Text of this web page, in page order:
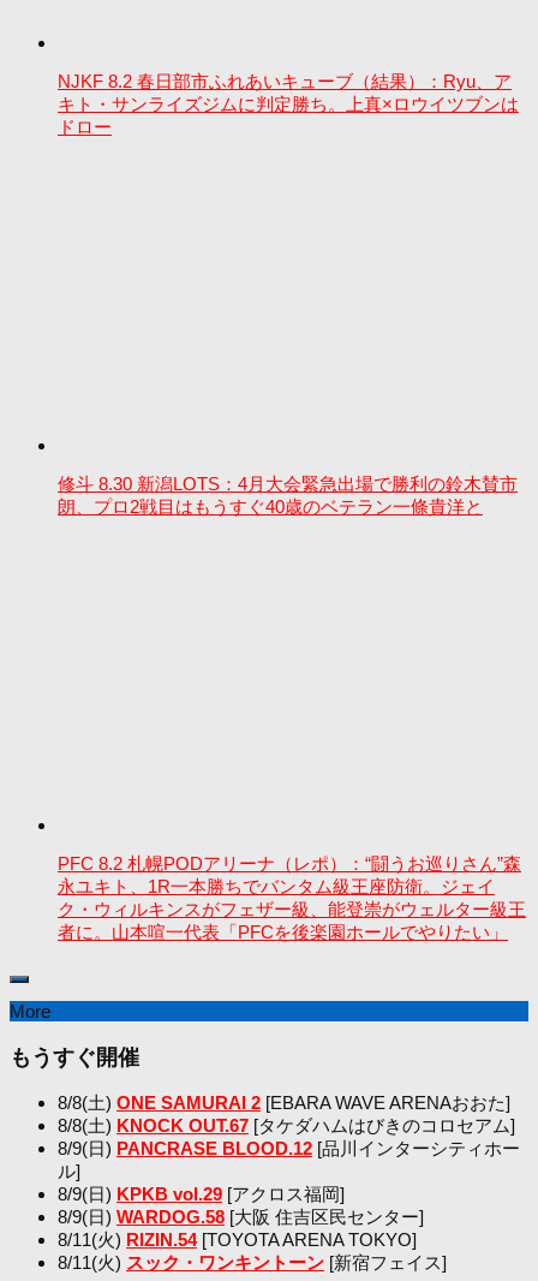
NJKF 8.2 春日部市ふれあいキューブ（結果）：Ryu、ア
キト・サンライズジムに判定勝ち。上真×ロウイツブンは
ドロー
修斗 8.30 新潟LOTS：4月大会緊急出場で勝利の鈴木賛市
朗、プロ2戦目はもうすぐ40歳のベテラン一條貴洋と
PFC 8.2 札幌PODアリーナ（レポ）：“闘うお巡りさん”森
永ユキト、1R一本勝ちでバンタム級王座防衛。ジェイ
ク・ウィルキンスがフェザー級、能登崇がウェルター級王
者に。山本喧一代表「PFCを後楽園ホールでやりたい」
More
もうすぐ開催
8/8(土) ONE SAMURAI 2 [EBARA WAVE ARENAおおた]
8/8(土) KNOCK OUT.67 [タケダハムはびきのコロセアム]
8/9(日) PANCRASE BLOOD.12 [品川インターシティホー
ル]
8/9(日) KPKB vol.29 [アクロス福岡]
8/9(日) WARDOG.58 [大阪 住吉区民センター]
8/11(火) RIZIN.54[TOYOTA ARENA TOKYO]
8/11(火) スック・ワンキントーン [新宿フェイス]